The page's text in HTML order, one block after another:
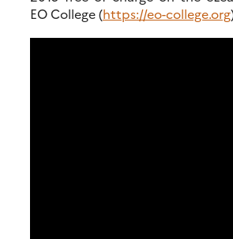
EO College (https://eo-college.org